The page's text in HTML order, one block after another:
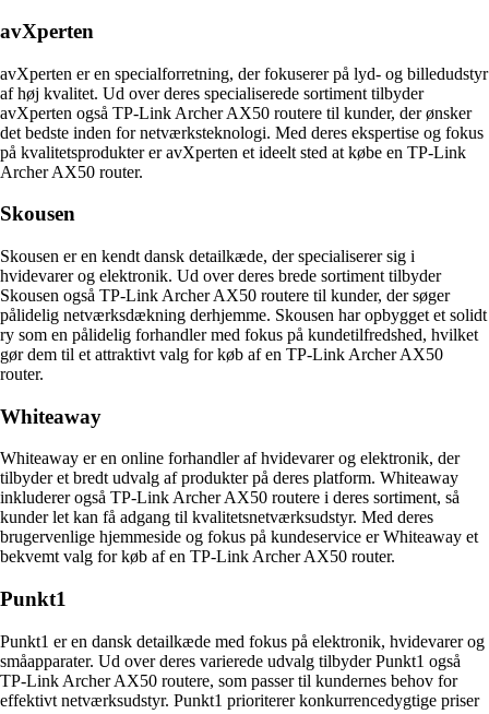
avXperten
avXperten er en specialforretning, der fokuserer på lyd- og billedudstyr
af høj kvalitet. Ud over deres specialiserede sortiment tilbyder
avXperten også TP-Link Archer AX50 routere til kunder, der ønsker
det bedste inden for netværksteknologi. Med deres ekspertise og fokus
på kvalitetsprodukter er avXperten et ideelt sted at købe en TP-Link
Archer AX50 router.
Skousen
Skousen er en kendt dansk detailkæde, der specialiserer sig i
hvidevarer og elektronik. Ud over deres brede sortiment tilbyder
Skousen også TP-Link Archer AX50 routere til kunder, der søger
pålidelig netværksdækning derhjemme. Skousen har opbygget et solidt
ry som en pålidelig forhandler med fokus på kundetilfredshed, hvilket
gør dem til et attraktivt valg for køb af en TP-Link Archer AX50
router.
Whiteaway
Whiteaway er en online forhandler af hvidevarer og elektronik, der
tilbyder et bredt udvalg af produkter på deres platform. Whiteaway
inkluderer også TP-Link Archer AX50 routere i deres sortiment, så
kunder let kan få adgang til kvalitetsnetværksudstyr. Med deres
brugervenlige hjemmeside og fokus på kundeservice er Whiteaway et
bekvemt valg for køb af en TP-Link Archer AX50 router.
Punkt1
Punkt1 er en dansk detailkæde med fokus på elektronik, hvidevarer og
småapparater. Ud over deres varierede udvalg tilbyder Punkt1 også
TP-Link Archer AX50 routere, som passer til kundernes behov for
effektivt netværksudstyr. Punkt1 prioriterer konkurrencedygtige priser